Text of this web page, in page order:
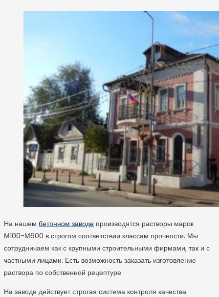
На нашем бетонном заводе производятся растворы марок
М100-М600 в строгом соответствии классам прочности. Мы
сотрудничаем как с крупными строительными фирмами, так и с
частными лицами. Есть возможность заказать изготовление
раствора по собственной рецептуре.
На заводе действует строгая система контроля качества.